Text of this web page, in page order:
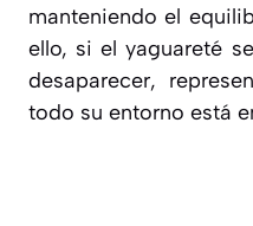
manteniendo el
ello, si el yaguareté
desaparecer,
todo su entorno está